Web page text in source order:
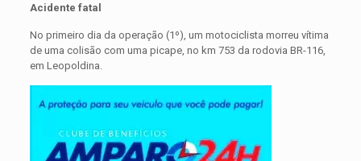
Acidente fatal
No primeiro dia da operação (1º), um motociclista morreu vítima
de uma colisão com uma picape, no km 753 da rodovia BR-116,
em Leopoldina.